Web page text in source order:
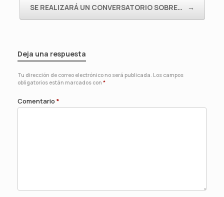
SE REALIZARÁ UN CONVERSATORIO SOBRE… →
Deja una respuesta
Tu dirección de correo electrónico no será publicada. Los campos
obligatorios están marcados con *
Comentario *